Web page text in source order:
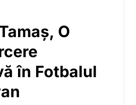
O
în Fotbalul